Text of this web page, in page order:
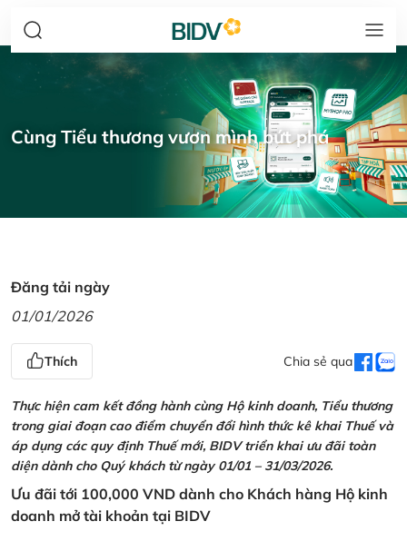
Cùng Tiểu thương vươn mình bứt phá
Đăng tải ngày
01/01/2026
Thích Chia sẻ qua
Thực hiện cam kết đồng hành cùng Hộ kinh doanh, Tiểu thương
trong giai đoạn cao điểm chuyển đổi hình thức kê khai Thuế và
áp dụng các quy định Thuế mới, BIDV triển khai ưu đãi toàn
diện dành cho Quý khách từ ngày 01/01 – 31/03/2026.
Ưu đãi tới 100,000 VND dành cho Khách hàng Hộ kinh
doanh mở tài khoản tại BIDV